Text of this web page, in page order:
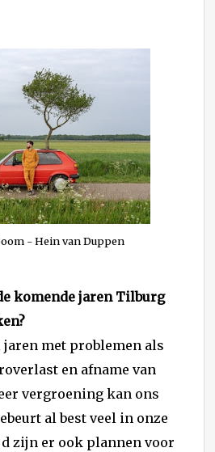
- Hein van Duppen
komende jaren Tilburg
met problemen als
en afname van
vergroening kan ons
al best veel in onze
zijn er ook plannen voor